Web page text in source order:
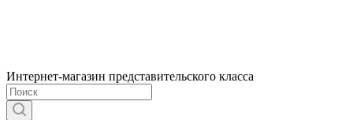
Интернет-магазин представительского класса